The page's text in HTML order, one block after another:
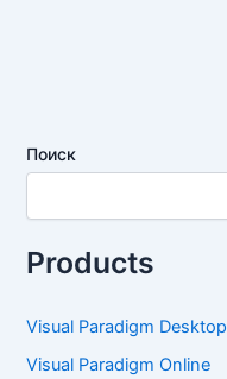
Поиск
Products
Visual Paradigm Desktop
Visual Paradigm Online